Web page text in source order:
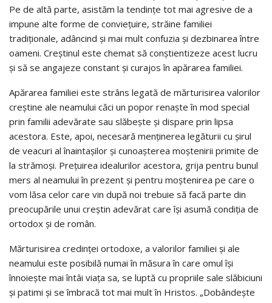
Pe de altă parte, asistăm la tendinţe tot mai agresive de a
impune alte forme de convieţuire, străine familiei
tradiţionale, adâncind şi mai mult confuzia şi dezbinarea între
oameni. Creştinul este chemat să conştientizeze acest lucru
şi să se angajeze constant şi curajos în apărarea familiei.
Apărarea familiei este strâns legată de mărturisirea valorilor
creştine ale neamului căci un popor renaşte în mod special
prin familii adevărate sau slăbeşte şi dispare prin lipsa
acestora. Este, apoi, necesară menţinerea legăturii cu şirul
de veacuri al înaintaşilor şi cunoaşterea moştenirii primite de
la strămoşi. Preţuirea idealurilor acestora, grija pentru bunul
mers al neamului în prezent şi pentru moştenirea pe care o
vom lăsa celor care vin după noi trebuie să facă parte din
preocupările unui creştin adevărat care îşi asumă condiţia de
ortodox şi de român.
Mărturisirea credinţei ortodoxe, a valorilor familiei şi ale
neamului este posibilă numai în măsura în care omul îşi
înnoieşte mai întâi viaţa sa, se luptă cu propriile sale slăbiciuni
şi patimi şi se îmbracă tot mai mult în Hristos. „Dobândeşte